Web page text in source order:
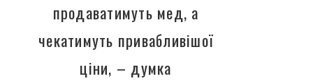
продаватимуть мед, а
чекатимуть привабливішої
ціни, – думка